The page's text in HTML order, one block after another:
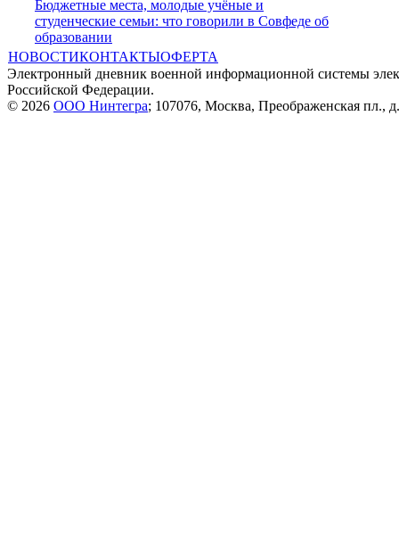
Бюджетные места, молодые учёные и
студенческие семьи: что говорили в Совфеде об
образовании
НОВОСТИКОНТАКТЫОФЕРТА
Электронный дневник военной информационной системы
Российской Федерации.
© 2026 ООО Нинтегра; 107076, Москва, Преображенская пл.,